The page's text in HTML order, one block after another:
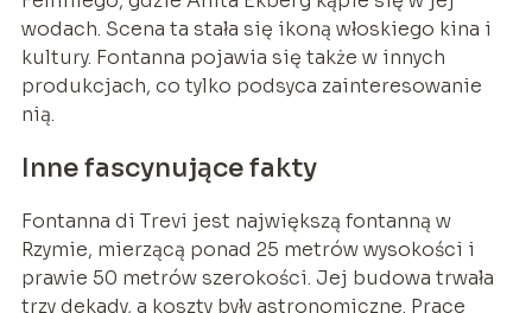
wodach. Scena ta stała się ikoną włoskiego kina i
kultury. Fontanna pojawia się także w innych
produkcjach, co tylko podsyca zainteresowanie
nią.
Inne fascynujące fakty
Fontanna di Trevi jest największą fontanną w
Rzymie, mierzącą ponad 25 metrów wysokości i
prawie 50 metrów szerokości. Jej budowa trwała
trzy dekady, a koszty były astronomiczne. Prace